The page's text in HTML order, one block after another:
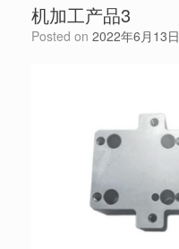
机加工产品3
Posted on 2022年6月13日